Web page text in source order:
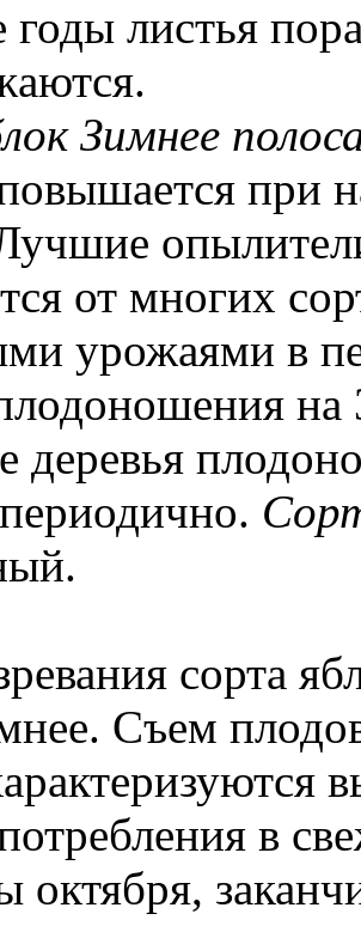
годы листья
Зимнее
при
от многих
урожаями в
на
сорта
Съем
в
октября,